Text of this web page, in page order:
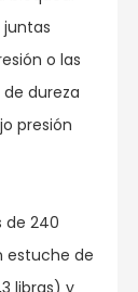
juntas
o las
dureza
presión
de 240
estuche de
libras) y